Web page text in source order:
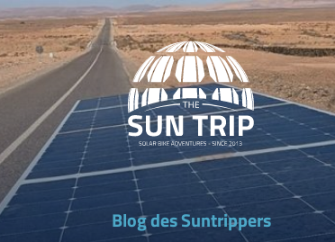
Blog des Suntrippers